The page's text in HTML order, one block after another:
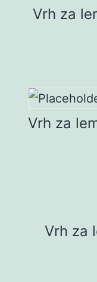
Vrh za
Vrh za
Vrh za